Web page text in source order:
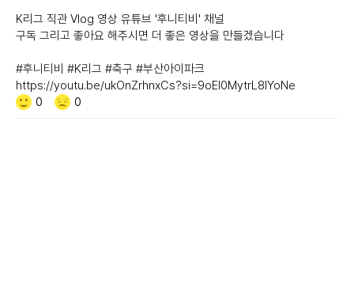
K리그 직관 Vlog 영상 유튜브 '후니티비' 채널
구독 그리고 좋아요 해주시면 더 좋은 영상을 만들겠습니다
#후니티비 #K리그 #축구 #부산아이파크
https://youtu.be/ukOnZrhnxCs?si=9oEI0MytrL8lYoNe
Like/Dislike
공
0
비
0